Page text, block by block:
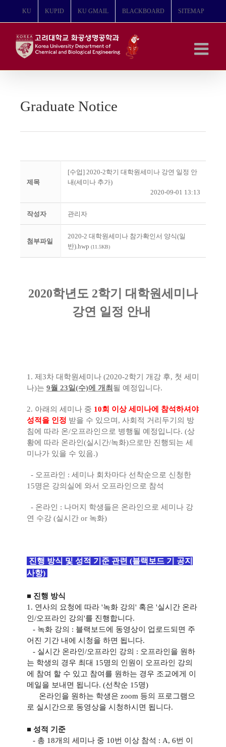
뛰
KU KUPID KU GMAIL BLACKBOARD SITEMAP
Graduate Notice
제목
[수업] 2020-2학기 대학원세미나 강연 일정 안
내(세미나 추가)
2020-09-01 13:13
작성자 관리자
첨부파일
2020-2 대학원세미나 참가확인서 양식(일
반).hwp (11.5KB)
2020학년도 2학기 대학원세미나
강연 일정 안내
1. 제3차 대학원세미나 (2020-2학기 개강 후, 첫 세미
나)는 9월 23일(수)에 개최 될 예정입니다.
2. 아래의 세미나 중 10회 이상 세미나에 참석하셔야
성적을 인정 받을 수 있으며, 사회적 거리두기의 방
침에 따라 온/오프라인으로 병행될 예정입니다. (상
황에 따라 온라인(실시간/녹화)으로만 진행되는 세
미나가 있을 수 있음.)
- 오프라인 : 세미나 회차마다 선착순으로 신청한
15명은 강의실에 와서 오프라인으로 참석
- 온라인 : 나머지 학생들은 온라인으로 세미나 강
연 수강 (실시간 or 녹화)
진행 방식 및 성적 기준 관련 (블랙보드 기 공지
사항)
■ 진행 방식
1. 연사의 요청에 따라 '녹화 강의' 혹은 '실시간 온라
인/오프라인 강의'를 진행합니다.
- 녹화 강의 : 블랙보드에 동영상이 업로드되면 주
어진 기간 내에 시청을 하면 됩니다.
- 실시간 온라인/오프라인 강의 : 오프라인을 원하
는 학생의 경우 최대 15명의 인원이 오프라인 강의
에 참여 할 수 있고 참여를 원하는 경우 조교에게 이
메일을 보내면 됩니다. (선착순 15명)
온라인을 원하는 학생은 zoom 등의 프로그램으
로 실시간으로 동영상을 시청하시면 됩니다.
■ 성적 기준
- 총 18개의 세미나 중 10번 이상 참석 : A, 6번 이